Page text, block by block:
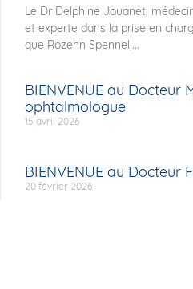
Le Dr Delphine Jouanet,
et experte dans la prise en
que Rozenn Spennel,...
BIENVENUE au Docteur
ophtalmologue
15 avril 2026
BIENVENUE au Docteur
20 février 2026